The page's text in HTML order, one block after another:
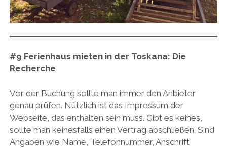
#9 Ferienhaus mieten in der Toskana: Die
Recherche
Vor der Buchung sollte man immer den Anbieter
genau prüfen. Nützlich ist das Impressum der
Webseite, das enthalten sein muss. Gibt es keines,
sollte man keinesfalls einen Vertrag abschließen. Sind
Angaben wie Name, Telefonnummer, Anschrift